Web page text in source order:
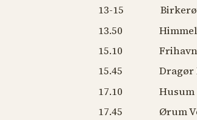
13-15 Birkerød
13.50 Himmelev
15.10
15.45 Dragør
17.10 Husum
17.45